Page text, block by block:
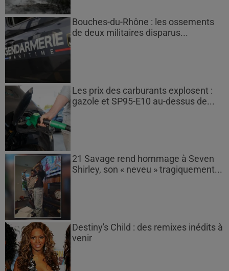
Bouches-du-Rhône : les ossements
de deux militaires disparus...
Les prix des carburants explosent :
gazole et SP95-E10 au-dessus de...
21 Savage rend hommage à Seven
Shirley, son « neveu » tragiquement...
Destiny's Child : des remixes inédits à
venir